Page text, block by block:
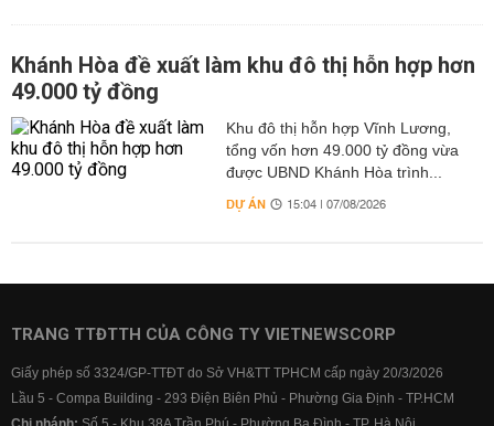
Khánh Hòa đề xuất làm khu đô thị hỗn hợp hơn
49.000 tỷ đồng
Khu đô thị hỗn hợp Vĩnh Lương,
tổng vốn hơn 49.000 tỷ đồng vừa
được UBND Khánh Hòa trình...
DỰ ÁN 15:04 | 07/08/2026
TRANG TTĐTTH CỦA CÔNG TY VIETNEWSCORP
Giấy phép số 3324/GP-TTĐT do Sở VH&TT TPHCM cấp ngày 20/3/2026
Lầu 5 - Compa Building - 293 Điện Biên Phủ - Phường Gia Định - TP.HCM